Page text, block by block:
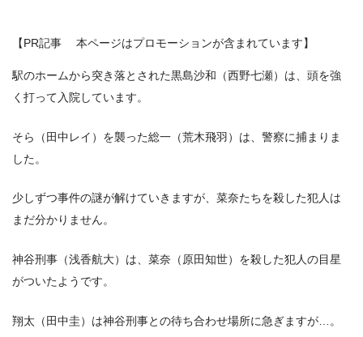
【PR記事 本ページはプロモーションが含まれています】
駅のホームから突き落とされた黒島沙和（西野七瀬）は、頭を強
く打って入院しています。
そら（田中レイ）を襲った総一（荒木飛羽）は、警察に捕まりま
した。
少しずつ事件の謎が解けていきますが、菜奈たちを殺した犯人は
まだ分かりません。
神谷刑事（浅香航大）は、菜奈（原田知世）を殺した犯人の目星
がついたようです。
翔太（田中圭）は神谷刑事との待ち合わせ場所に急ぎますが…。